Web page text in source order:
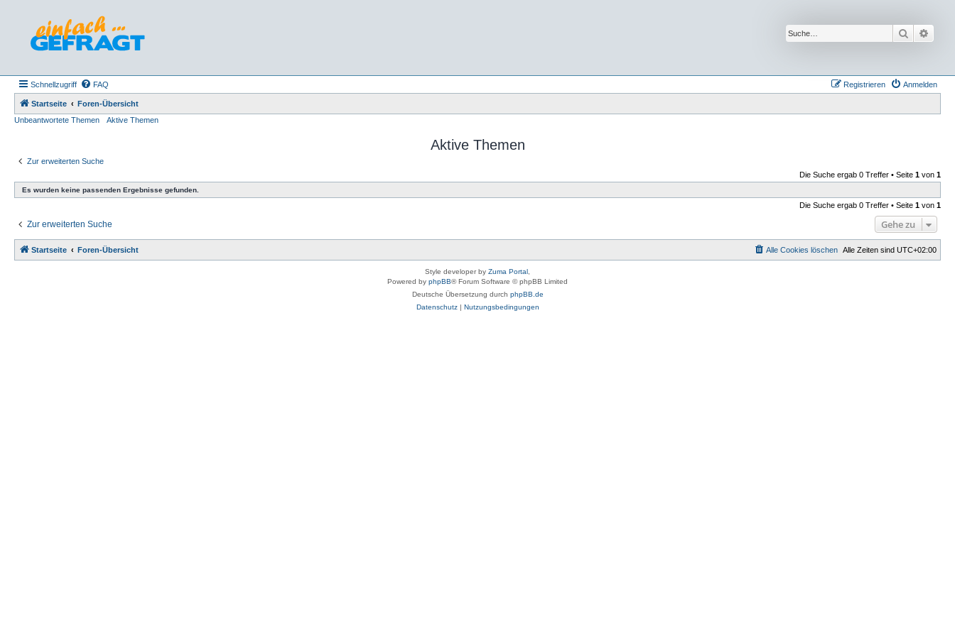
Suche
Schnellzugriff FAQ Anmelden
Registrieren
Startseite
Foren-Übersicht
Unbeantwortete Themen
Aktive Themen
Aktive Themen
Zur erweiterten Suche
Die Suche ergab 0 Treffer • Seite 1 von 1
Es wurden keine passenden Ergebnisse gefunden.
Die Suche ergab 0 Treffer • Seite 1 von 1
Zur erweiterten Suche Gehe zu
Startseite Foren-Übersicht Alle Zeiten sind UTC+02:00
Alle Cookies löschen
Style developer by Zuma Portal
Powered by phpBB® Forum Software © phpBB Limited
Deutsche Übersetzung durch phpBB.de
Datenschutz| Nutzungsbedingungen